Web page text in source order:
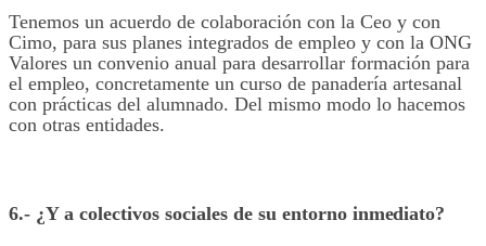
Tenemos un acuerdo de colaboración con la Ceo y con
Cimo, para sus planes integrados de empleo y con la ONG
Valores un convenio anual para desarrollar formación para
el empleo, concretamente un curso de panadería artesanal
con prácticas del alumnado. Del mismo modo lo hacemos
con otras entidades.
6.- ¿Y a colectivos sociales de su entorno inmediato?